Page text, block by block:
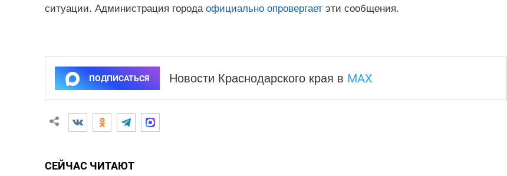
ситуации. Администрация города официально опровергаетэти сообщения.
ПОДПИСАТЬСЯ Новости Краснодарского края в MAX
СЕЙЧАС ЧИТАЮТ